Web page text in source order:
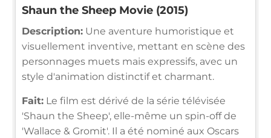
Shaun the Sheep Movie (2015)
Description: Une aventure humoristique et
visuellement inventive, mettant en scène des
personnages muets mais expressifs, avec un
style d'animation distinctif et charmant.
Fait: Le film est dérivé de la série télévisée
'Shaun the Sheep', elle-même un spin-off de
'Wallace & Gromit'. Il a été nominé aux Oscars